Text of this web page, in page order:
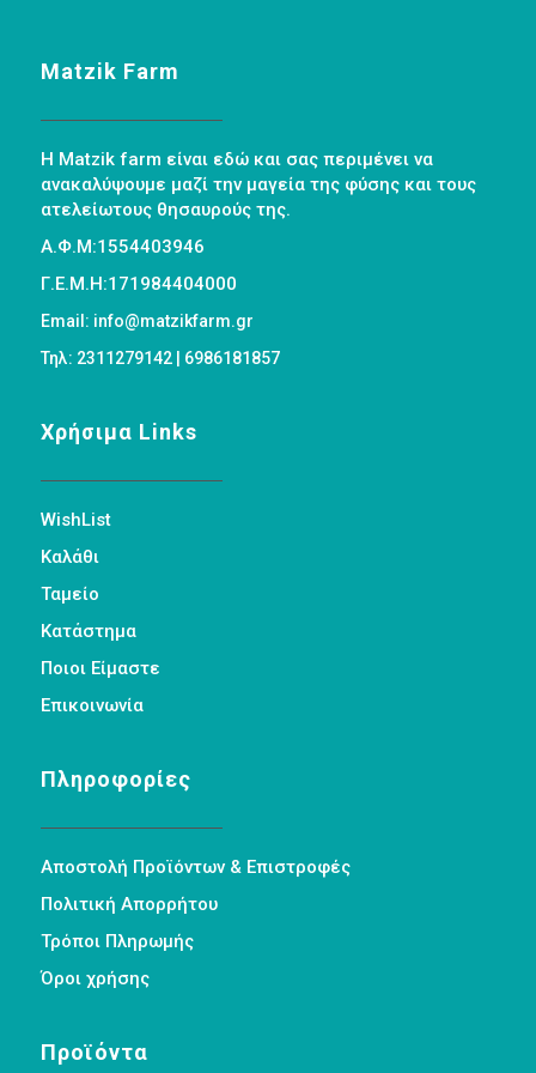
Matzik Farm
Η Matzik farm είναι εδώ και σας περιμένει να
ανακαλύψουμε μαζί την μαγεία της φύσης και τους
ατελείωτους θησαυρούς της.
Α.Φ.Μ:1554403946
Γ.Ε.Μ.Η:171984404000
Email: info@matzikfarm.gr
Τηλ: 2311279142 | 6986181857
Χρήσιμα Links
WishList
Καλάθι
Ταμείο
Κατάστημα
Ποιοι Είμαστε
Επικοινωνία
Πληροφορίες
Αποστολή Προϊόντων & Επιστροφές
Πολιτική Απορρήτου
Τρόποι Πληρωμής
Όροι χρήσης
Προϊόντα